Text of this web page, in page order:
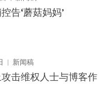
告‘蘑菇妈妈’
新闻稿
击维权人士与博客作